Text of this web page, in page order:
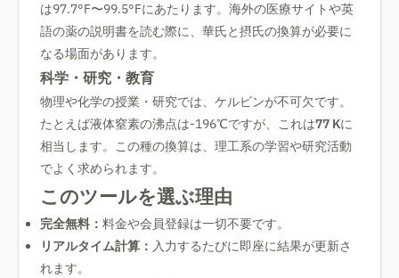
は97.7°F〜99.5°Fにあたります。海外の医療サイトや英
語の薬の説明書を読む際に、華氏と摂氏の換算が必要に
なる場面があります。
科学・研究・教育
物理や化学の授業・研究では、ケルビンが不可欠です。
たとえば液体窒素の沸点は-196℃ですが、これは77 Kに
相当します。この種の換算は、理工系の学習や研究活動
でよく求められます。
このツールを選ぶ理由
完全無料： 料金や会員登録は一切不要です。
リアルタイム計算： 入力するたびに即座に結果が更新さ
れます。